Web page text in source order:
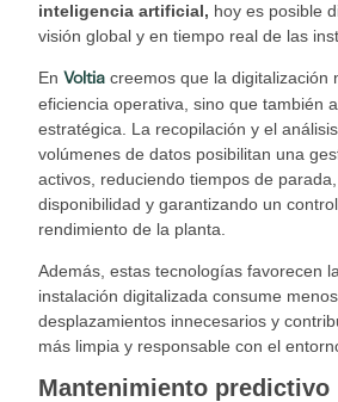
inteligencia artificial, hoy es posible
visión global y en tiempo real de las
EnVoltia creemos que la digitalización
eficiencia operativa, sino que también
estratégica. La recopilación y el
volúmenes de datos posibilitan una
activos, reduciendo tiempos de
disponibilidad y garantizando un
rendimiento de la planta.
Además, estas tecnologías favorecen
instalación digitalizada consume
desplazamientos innecesarios y
más limpia y responsable con el
Mantenimiento predictivo